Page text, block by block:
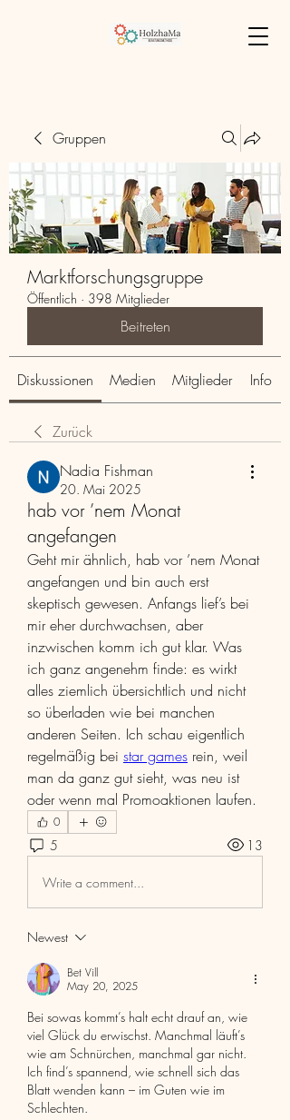
Gruppen
Marktforschungsgruppe
Öffentlich · 398 Mitglieder
Beitreten
Diskussionen Medien Mitglieder Info
Zurück
Nadia Fishman
20. Mai 2025
hab vor ’nem Monat
angefangen
Geht mir ähnlich, hab vor ’nem Monat
angefangen und bin auch erst
skeptisch gewesen. Anfangs lief’s bei
mir eher durchwachsen, aber
inzwischen komm ich gut klar. Was
ich ganz angenehm finde: es wirkt
alles ziemlich übersichtlich und nicht
so überladen wie bei manchen
anderen Seiten. Ich schau eigentlich
regelmäßig bei star games rein, weil
man da ganz gut sieht, was neu ist
oder wenn mal Promoaktionen laufen.
0
5 13
Write a comment...
Newest
Bet Vill
May 20, 2025
Bei sowas kommt’s halt echt drauf an, wie
viel Glück du erwischst. Manchmal läuft’s
wie am Schnürchen, manchmal gar nicht.
Ich find’s spannend, wie schnell sich das
Blatt wenden kann – im Guten wie im
Schlechten.